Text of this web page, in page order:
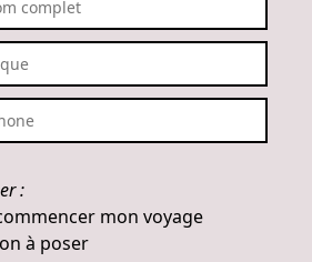
:
mon voyage
à poser